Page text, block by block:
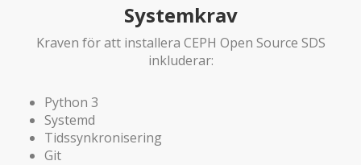
Systemkrav
Kraven för att installera CEPH Open Source SDS
inkluderar:
Python 3
Systemd
Tidssynkronisering
Git